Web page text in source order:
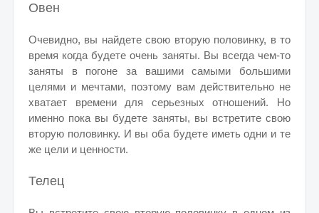
Овен
Очевидно, вы найдете свою вторую половинку, в то
время когда будете очень заняты. Вы всегда чем-то
заняты в погоне за вашими самыми большими
целями и мечтами, поэтому вам действительно не
хватает времени для серьезных отношений. Но
именно пока вы будете заняты, вы встретите свою
вторую половинку. И вы оба будете иметь одни и те
же цели и ценности.
Телец